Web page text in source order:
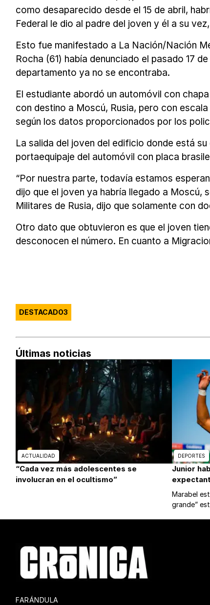
como desaparecido desde el 15 de abril,
Federal le dio al padre del joven y él a su
Esto fue manifestado a La Nación/Nación
Rocha (61) había denunciado el pasado 17
departamento ya no se encontraba.
El estudiante abordó un automóvil con
con destino a Moscú, Rusia, pero con
según los datos proporcionados por los
La salida del joven del edificio donde está
portaequipaje del automóvil con placa
“Por nuestra parte, todavía estamos
dijo que el joven ya habría llegado a Moscú,
Militares de Rusia, dijo que solamente con
Otro dato que obtuvieron es que el joven
desconocen el número. En cuanto a
DESTACADO3
Últimas noticias
ACTUALIDAD
“Cada vez más adolescentes se
involucran en el ocultismo”
DEPORTES
Junior
Marabel
grande”
FARÁNDULA